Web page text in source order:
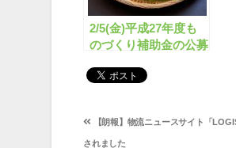
2/5(金)平成27年度も
のづくり補助金の公募
した！
投【朗報】物流ニュースサイト「
されました